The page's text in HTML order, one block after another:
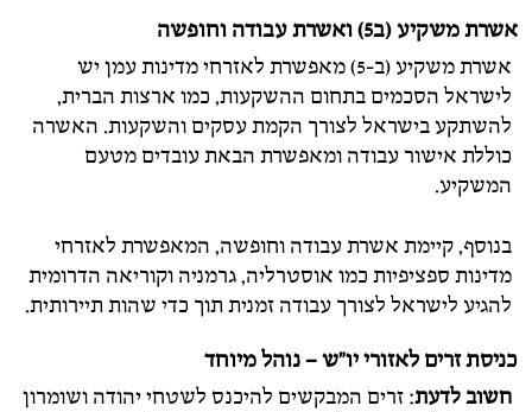
אשרת משקיע (ב5) ואשרת עבודה וחופשה
אשרת משקיע (ב-5) מאפשרת לאזרחי מדינות עמן יש
לישראל הסכמים בתחום ההשקעות, כמו ארצות הברית,
להשתקע בישראל לצורך הקמת עסקים והשקעות. האשרה
כוללת אישור עבודה ומאפשרת הבאת עובדים מטעם
המשקיע.
בנוסף, קיימת אשרת עבודה וחופשה, המאפשרת לאזרחי
מדינות ספציפיות כמו אוסטרליה, גרמניה וקוריאה הדרומית
להגיע לישראל לצורך עבודה זמנית תוך כדי שהות תיירותית.
כניסת זרים לאזורי יו"ש – נוהל מיוחד
חשוב לדעת: זרים המבקשים להיכנס לשטחי יהודה ושומרון